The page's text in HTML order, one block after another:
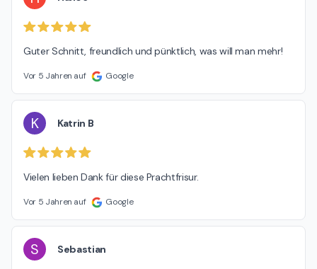
Guter Schnitt, freundlich und pünktlich, was will man mehr!
Vor 5 Jahren auf Google
K Katrin B
Vielen lieben Dank für diese Prachtfrisur.
Vor 5 Jahren auf Google
S Sebastian